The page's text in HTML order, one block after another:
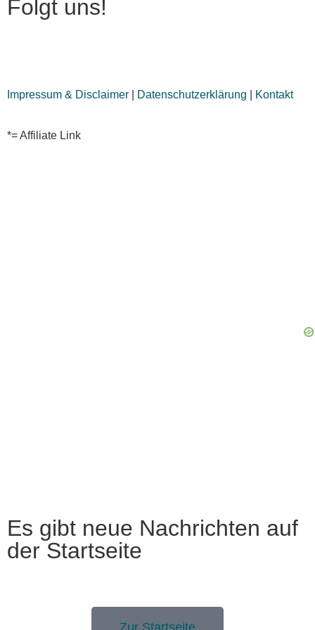
Folgt uns!
Impressum & Disclaimer Datenschutzerklärung Kontakt
*= Affiliate Link
Es gibt neue Nachrichten auf
der Startseite
Zur Startseite